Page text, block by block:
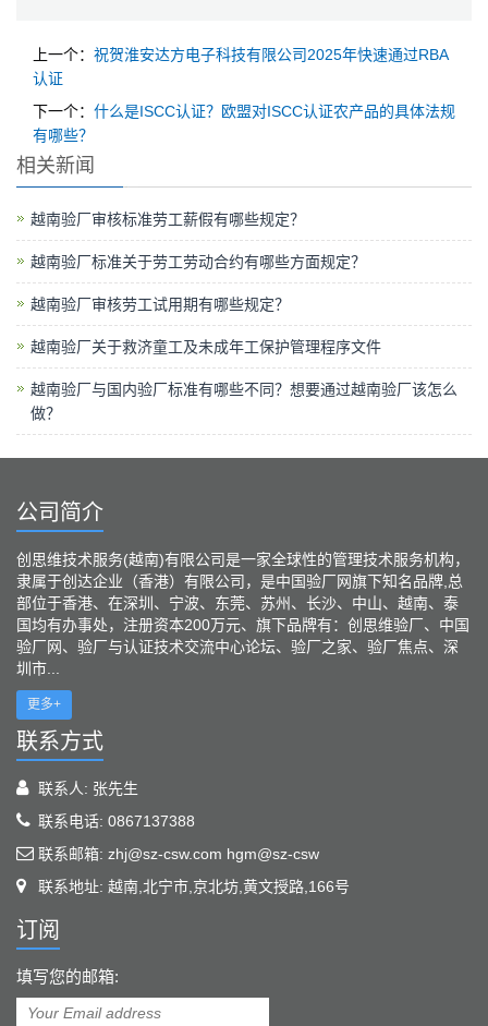
上一个： 祝贺淮安达方电子科技有限公司2025年快速通过RBA
认证
下一个： 什么是ISCC认证？欧盟对ISCC认证农产品的具体法规
有哪些？
相关新闻
越南验厂审核标准劳工薪假有哪些规定？
越南验厂标准关于劳工劳动合约有哪些方面规定？
越南验厂审核劳工试用期有哪些规定？
越南验厂关于救济童工及未成年工保护管理程序文件
越南验厂与国内验厂标准有哪些不同？想要通过越南验厂该怎么
做？
公司简介
创思维技术服务(越南)有限公司是一家全球性的管理技术服务机构，
隶属于创达企业（香港）有限公司，是中国验厂网旗下知名品牌,总
部位于香港、在深圳、宁波、东莞、苏州、长沙、中山、越南、泰
国均有办事处，注册资本200万元、旗下品牌有：创思维验厂、中国
验厂网、验厂与认证技术交流中心论坛、验厂之家、验厂焦点、深
圳市...
更多+
联系方式
联系人: 张先生
联系电话: 0867137388
联系邮箱: zhj@sz-csw.com hgm@sz-csw
联系地址: 越南,北宁市,京北坊,黄文授路,166号
订阅
填写您的邮箱: